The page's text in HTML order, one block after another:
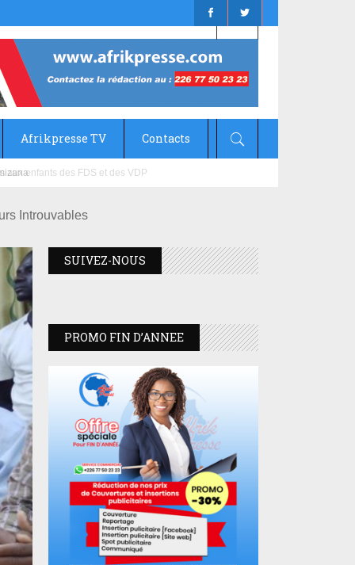
Afrikpresse TV Contacts
Introuvables
SUIVEZ-NOUS
PROMO FIN D’ANNEE